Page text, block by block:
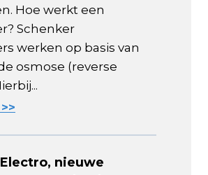
Hoe werkt een
Schenker
werken op basis van
osmose (reverse
nieuwe